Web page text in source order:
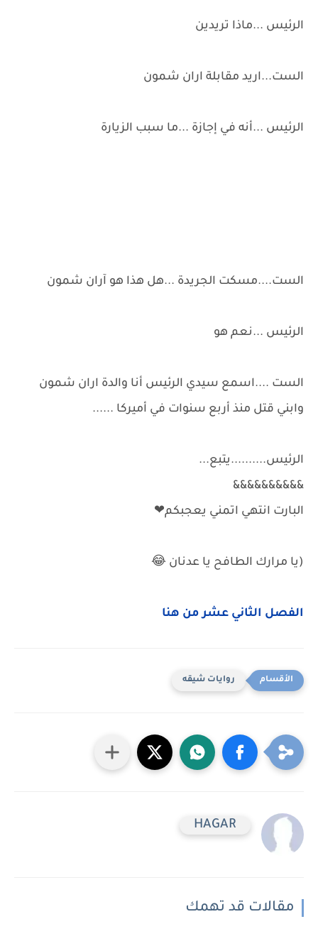
الرئيس ...ماذا تريدين
الست...اريد مقابلة اران شمون
الرئيس ...أنه في إجازة ...ما سبب الزيارة
الست....مسكت الجريدة ...هل هذا هو آران شمون
الرئيس ...نعم هو
الست ....اسمع سيدي الرئيس أنا والدة اران شمون
وابني قتل منذ أربع سنوات في أميركا ......
الرئيس..........يتبع...
&&&&&&&&&&
البارت انتهي اتمني يعجبكم❤
(يا مرارك الطافح يا عدنان 😂
الفصل الثاني عشر من هنا
روايات شيقه
HAGAR
مقالات قد تهمك